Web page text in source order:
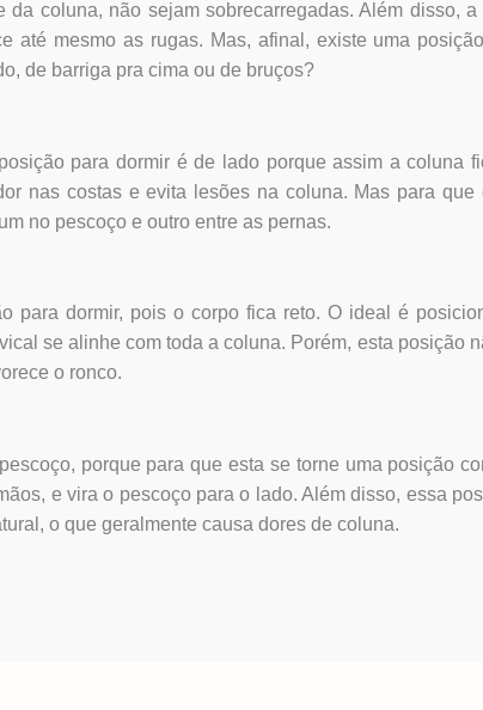
da coluna, não sejam sobrecarregadas. Além disso,
até mesmo as rugas. Mas, afinal, existe uma
de barriga pra cima ou de bruços?
para dormir é de lado porque assim a coluna
nas costas e evita lesões na coluna. Mas para que
no pescoço e outro entre as pernas.
para dormir, pois o corpo fica reto. O ideal é
se alinhe com toda a coluna. Porém, esta posição
o ronco.
porque para que esta se torne uma posição
e vira o pescoço para o lado. Além disso, essa
o que geralmente causa dores de coluna.